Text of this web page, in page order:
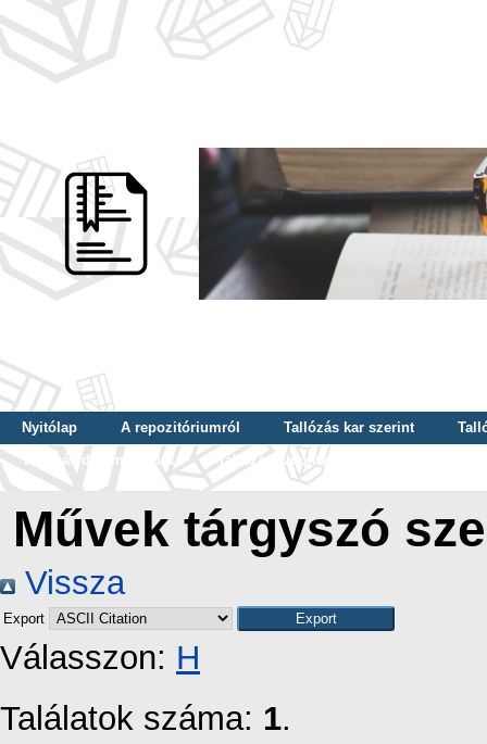
Nyitólap A repozitóriumról Tallózás kar szerint
Tallózás dátum szerint
Tallózás tudományterület szerint
Művek tárgyszó
Vissza
Export
Válasszon: H
Találatok száma: 1.